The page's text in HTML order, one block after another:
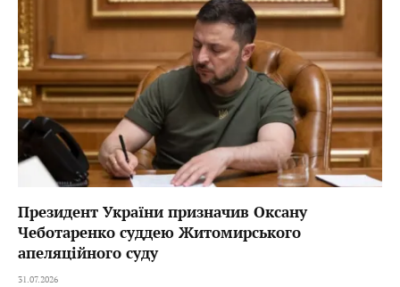
Президент України призначив Оксану
Чеботаренко суддею Житомирського
апеляційного суду
31.07.2026